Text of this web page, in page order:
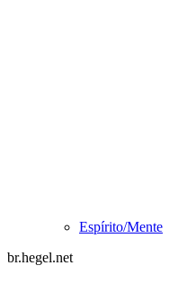
Espírito/Mente
br.hegel.net